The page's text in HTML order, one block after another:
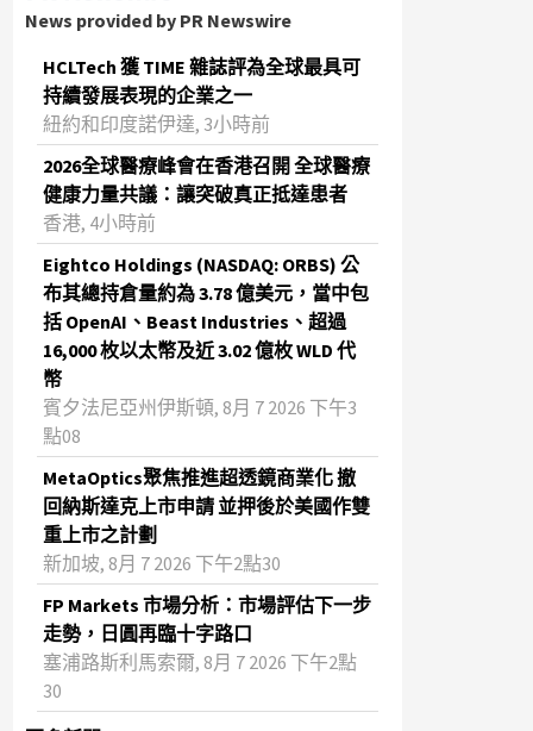
News provided by PR Newswire
HCLTech 獲 TIME 雜誌評為全球最具可
持續發展表現的企業之一
紐約和印度諾伊達, 3小時前
2026全球醫療峰會在香港召開 全球醫療
健康力量共議：讓突破真正抵達患者
香港, 4小時前
Eightco Holdings (NASDAQ: ORBS) 公
布其總持倉量約為 3.78 億美元，當中包
括 OpenAI、Beast Industries、超過
16,000 枚以太幣及近 3.02 億枚 WLD 代
幣
賓夕法尼亞州伊斯頓, 8月 7 2026 下午3
點08
MetaOptics聚焦推進超透鏡商業化 撤
回納斯達克上市申請 並押後於美國作雙
重上市之計劃
新加坡, 8月 7 2026 下午2點30
FP Markets 市場分析：市場評估下一步
走勢，日圓再臨十字路口
塞浦路斯利馬索爾, 8月 7 2026 下午2點
30